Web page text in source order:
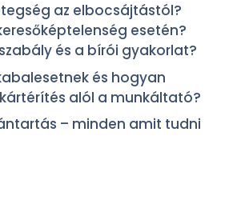
az elbocsájtástól?
esetén?
és a bírói gyakorlat?
és hogyan
alól a munkáltató?
– minden amit tudni